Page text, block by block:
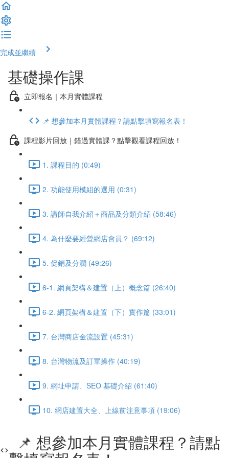
完成並繼續
基礎操作課
立即報名｜本月實體課程
📌 想參加本月實體課程？請點擊填寫報名表！
課程影片回放｜錯過實體課？點擊觀看課程回放！
1. 課程目的 (0:49)
2. 功能使用模組的選用 (0:31)
3. 講師自我介紹＋商品及分類介紹 (58:46)
4. 為什麼要經營網店會員？ (69:12)
5. 促銷及分潤 (49:26)
6-1. 網頁架構＆建置（上）概念篇 (26:40)
6-2. 網頁架構＆建置（下）實作篇 (33:01)
7. 台灣商店金流設置 (45:31)
8. 台灣物流及訂單操作 (40:19)
9. 網址申請、SEO 基礎介紹 (61:40)
10. 網店建置大全、上線前注意事項 (19:06)
📌 想參加本月實體課程？請點